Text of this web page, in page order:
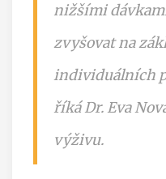
nižšími
zvyšovat na
individuálních
říká Dr. Eva
výživu.